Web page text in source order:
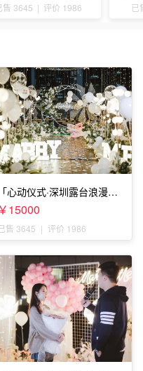
售 3645 | 评价 1986 已
「心动仪式·深圳露台浪漫求
婚」
￥15000
售 3645 | 评价 1986